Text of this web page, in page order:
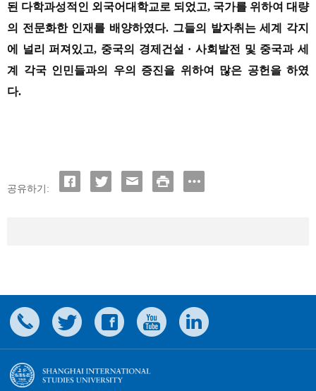
된 다학과성적인 외국어대학교로 되었고, 국가를 위하여 대량
의 전문화한 인재를 배양하였다. 그들의 발자취는 세계 각지
에 널리 퍼져있고, 중국의 경제건설 · 사회발전 및 중국과 세
계 각국 인민들과의 우의 증진을 위하여 많은 공헌을 하였
다.
공유하기: